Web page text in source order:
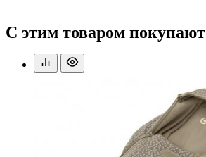
С этим товаром покупают